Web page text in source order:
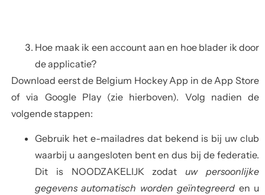
Hoe maak ik een account aan en hoe blader ik door
de applicatie?
Download eerst de Belgium Hockey App in de App Store
of via Google Play (zie hierboven). Volg nadien de
volgende stappen:
Gebruik het e-mailadres dat bekend is bij uw club
waarbij u aangesloten benten dus bij de federatie.
Dit is NOODZAKELIJK zodatuw persoonlijke
gegevens automatisch worden geïntegreerd en u